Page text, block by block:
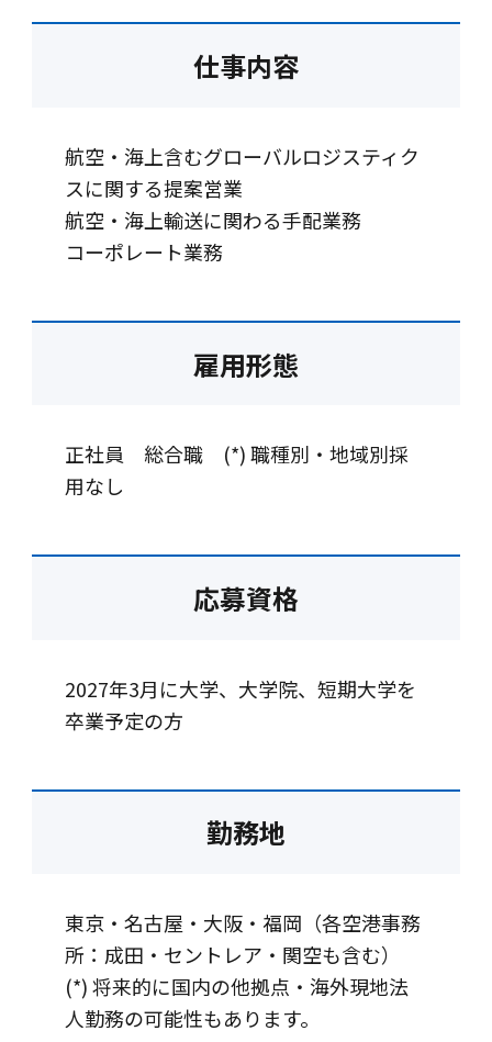
仕事内容
航空・海上含むグローバルロジスティク
スに関する提案営業
航空・海上輸送に関わる手配業務
コーポレート業務
雇用形態
正社員 総合職 (*) 職種別・地域別採
用なし
応募資格
2027年3月に大学、大学院、短期大学を
卒業予定の方
勤務地
東京・名古屋・大阪・福岡（各空港事務
所：成田・セントレア・関空も含む）
(*) 将来的に国内の他拠点・海外現地法
人勤務の可能性もあります。